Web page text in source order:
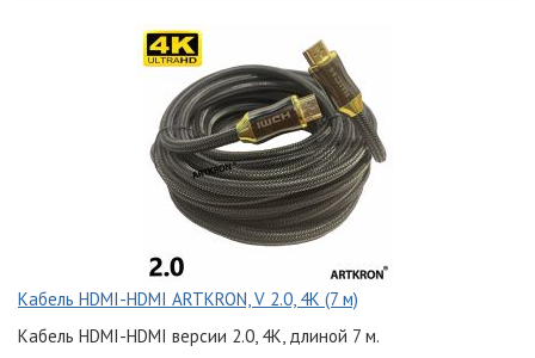
Кабель HDMI-HDMI ARTKRON, V 2.0, 4K (7 м)
Кабель HDMI-HDMI версии 2.0, 4K, длиной 7 м.